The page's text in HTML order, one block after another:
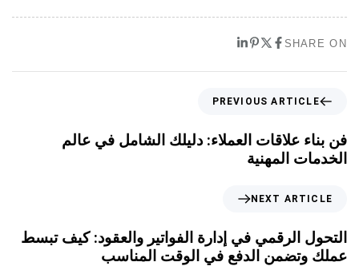
SHARE ON
PREVIOUS ARTICLE
فن بناء علاقات العملاء: دليلك الشامل في عالم
الخدمات المهنية
NEXT ARTICLE
التحول الرقمي في إدارة الفواتير والعقود: كيف تبسط
عملك وتضمن الدفع في الوقت المناسب